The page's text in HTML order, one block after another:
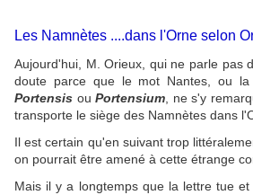
Les Namnètes ....dans l'Orne selon
Aujourd'hui, M. Orieux, qui ne parle pas
doute parce que le mot Nantes, ou
Portensis ou Portensium , ne s'y
transporte le siège des Namnètes dans
Il est certain qu'en suivant trop
on pourrait être amené à cette étrange
Mais il y a longtemps que la lettre tue et